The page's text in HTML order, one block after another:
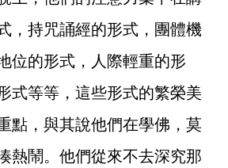
，持咒誦經的形式，團體機
位的形式，人際輕重的形
式等等，這些形式的繁榮美
點，與其說他們在學佛，莫
熱鬧。他們從來不去深究那